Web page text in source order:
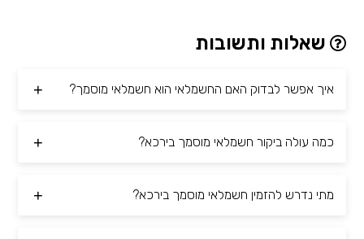
שאלות ותשובות
איך אפשר לבדוק האם החשמלאי הוא חשמלאי מוסמך?
כמה עולה ביקור חשמלאי מוסמך בירכא?
מתי נדרש להזמין חשמלאי מוסמך בירכא?